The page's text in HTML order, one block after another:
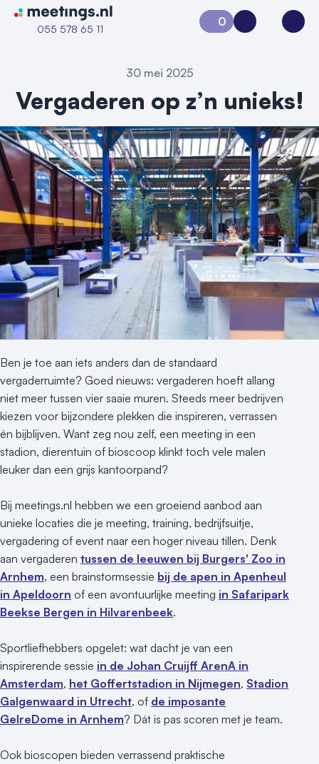
Naar home van Meetings
055 578 65 11
Vraag locatie aan
Locatiegids
Meld locatie aan
Nieuws
Reviews (5⭐️)
Contact
0
Aanvraag 0Inloggen
30 mei 2025
Vergaderen op z’n unieks!
Ben je toe aan iets anders dan de standaard
vergaderruimte? Goed nieuws: vergaderen hoeft allang
niet meer tussen vier saaie muren. Steeds meer bedrijven
kiezen voor bijzondere plekken die inspireren, verrassen
én bijblijven. Want zeg nou zelf, een meeting in een
stadion, dierentuin of bioscoop klinkt toch vele malen
leuker dan een grijs kantoorpand?
Bij meetings.nl hebben we een groeiend aanbod aan
unieke locaties die je meeting, training, bedrijfsuitje,
vergadering of event naar een hoger niveau tillen. Denk
aan vergaderen tussen de leeuwen bij Burgers' Zoo in
Arnhem, een brainstormsessie bij de apen in Apenheul
in Apeldoorn of een avontuurlijke meeting in Safaripark
Beekse Bergen in Hilvarenbeek.
Sportliefhebbers opgelet: wat dacht je van een
inspirerende sessie in de Johan Cruijff ArenA in
Amsterdam, het Goffertstadion in Nijmegen, Stadion
Galgenwaard in Utrecht, of de imposante
GelreDome in Arnhem? Dát is pas scoren met je team.
Ook bioscopen bieden verrassend praktische